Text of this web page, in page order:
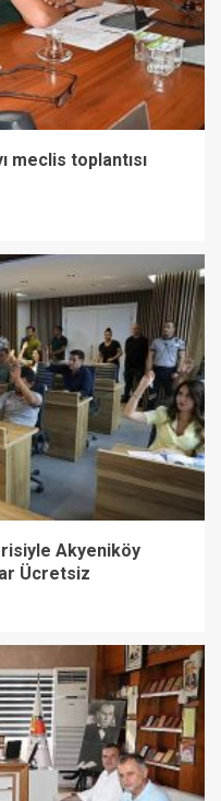
meclis toplantısı
Akyeniköy
Ücretsiz